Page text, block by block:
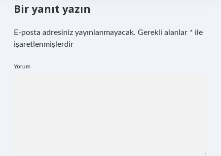
Bir yanıt yazın
E-posta adresiniz yayınlanmayacak. Gerekli alanlar * ile
işaretlenmişlerdir
Yorum